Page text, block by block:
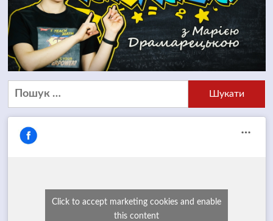
Пошук:
Click to accept marketing cookies and enable
this content